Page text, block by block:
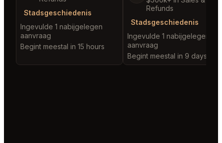
Stadsgeschiedenis
Ingevulde 1 nabijgelegen
aanvraag
Begint meestal in 15 hours
Refunds
Stadsgeschiedenis
Ingevulde 1 nabijgelegen
aanvraag
Begint meestal in 9 days